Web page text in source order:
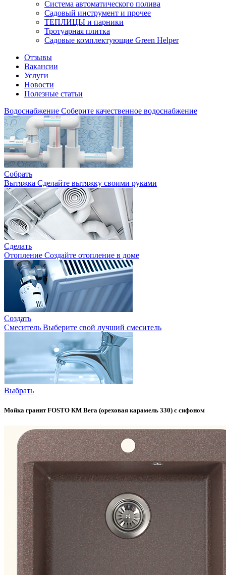
Система автоматического полива
Садовый инструмент и прочее
ТЕПЛИЦЫ и парники
Тротуарная плитка
Садовые комплектующие Green Helper
Отзывы
Вакансии
Услуги
Новости
Полезные статьи
Водоснабжение Соберите качественное водоснабжение
Собрать
Вытяжка Сделайте вытяжку своими руками
Сделать
Отопление Создайте отопление в доме
Создать
Смеситель Выберите свой лучший смеситель
Выбрать
Мойка гранит FOSTO КМ Вега (ореховая карамель 330) с сифоном